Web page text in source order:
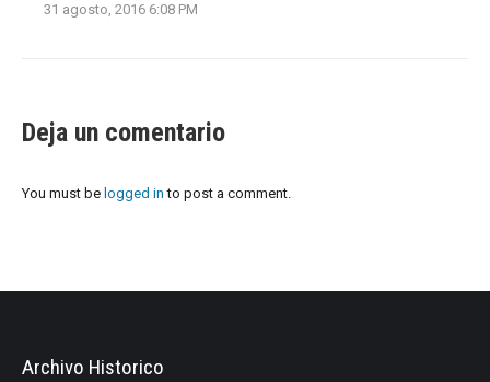
31 agosto, 2016 6:08 PM
Deja un comentario
You must be logged in to post a comment.
Archivo Historico